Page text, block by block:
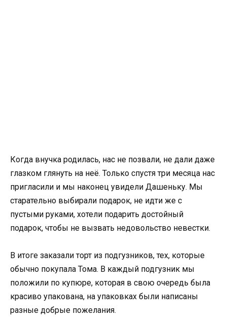
Когда внучка родилась, нас не позвали, не дали даже
глазком глянуть на неё. Только спустя три месяца нас
пригласили и мы наконец увидели Дашеньку. Мы
старательно выбирали подарок, не идти же с
пустыми руками, хотели подарить достойный
подарок, чтобы не вызвать недовольство невестки.
В итоге заказали торт из подгузников, тех, которые
обычно покупала Тома. В каждый подгузник мы
положили по купюре, которая в свою очередь была
красиво упакована, на упаковках были написаны
разные добрые пожелания.